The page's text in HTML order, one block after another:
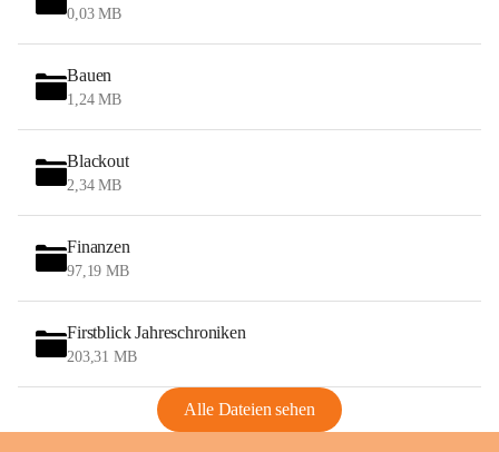
0,03 MB
Bauen
1,24 MB
Blackout
2,34 MB
Finanzen
97,19 MB
Firstblick Jahreschroniken
203,31 MB
Alle Dateien sehen